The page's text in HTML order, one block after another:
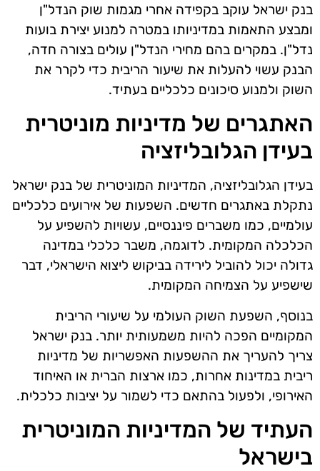
בנק ישראל עוקב בקפידה אחרי מגמות שוק הנדל"ן
ומבצע התאמות במדיניותו במטרה למנוע יצירת בועות
נדל"ן. במקרים בהם מחירי הנדל"ן עולים בצורה חדה,
הבנק עשוי להעלות את שיעור הריבית כדי לקרר את
השוק ולמנוע סיכונים כלכליים בעתיד.
האתגרים של מדיניות מוניטרית
בעידן הגלובליזציה
בעידן הגלובליזציה, המדיניות המוניטרית של בנק ישראל
נתקלת באתגרים חדשים. השפעות של אירועים כלכליים
עולמיים, כמו משברים פיננסיים, עשויות להשפיע על
הכלכלה המקומית. לדוגמה, משבר כלכלי במדינה
גדולה יכול להוביל לירידה בביקוש ליצוא הישראלי, דבר
שישפיע על הצמיחה המקומית.
בנוסף, השפעת השוק העולמי על שיעורי הריבית
המקומיים הפכה להיות משמעותית יותר. בנק ישראל
צריך להעריך את ההשפעות האפשריות של מדיניות
ריבית במדינות אחרות, כמו ארצות הברית או האיחוד
האירופי, ולפעול בהתאם כדי לשמור על יציבות כלכלית.
העתיד של המדיניות המוניטרית
בישראל